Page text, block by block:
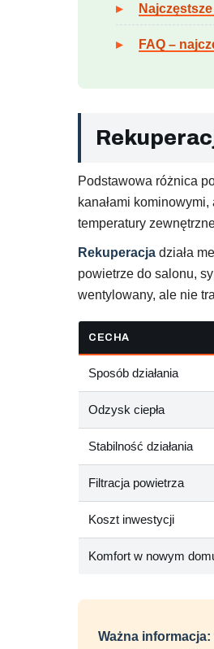
FAQ –
Podstawowa różnica
kanałami
temperatury
Rekuperacja działa
powietrze do salonu,
wentylowany, ale nie
CECHA
Sposób działania
Odzysk ciepła
Stabilność działania
Filtracja powietrza
Koszt inwestycji
Komfort w nowym
Ważna informacja: